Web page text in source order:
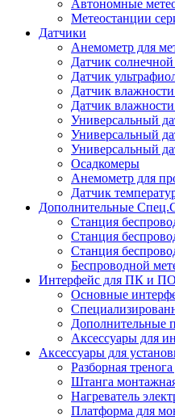
Автономные
Метеостанции
Датчики
Анемометр для
Датчик
Датчик
Датчик
Датчик
Универсальный
Универсальный
Универсальный
Осадкомеры
Анемометр для
Датчик
Дополнительные
Станция
Станция
Станция
Беспроводной
Интерфейс для ПК и
Основные
Дополнительные
Аксессуары для
Аксессуары для
Разборная
Штанга
Нагреватель
Платформа для